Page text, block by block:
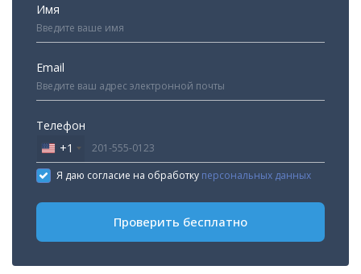
Имя
Email
Телефон
United
States
+1
+1
Я даю согласие на обработку персональных данных
Проверить бесплатно